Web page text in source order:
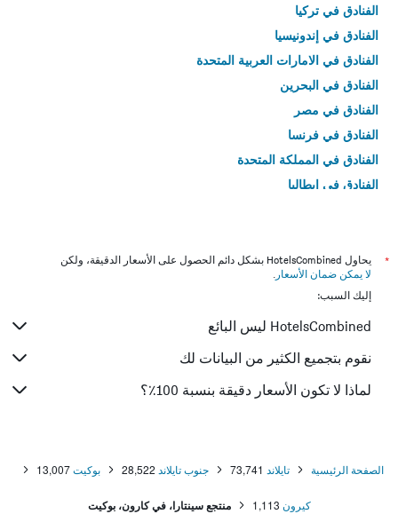
الفنادق في تركيا
الفنادق في إندونيسيا
الفنادق في الامارات العربية المتحدة
الفنادق في البحرين
الفنادق في مصر
الفنادق في فرنسا
الفنادق في المملكة المتحدة
الفنادق في إيطاليا
*
يحاول HotelsCombined بشكل دائم الحصول على الأسعار الدقيقة، ولكن
لا يمكن ضمان الأسعار .
إليك السبب:
HotelsCombined ليس البائع
نقوم بتجميع الكثير من البيانات لك
لماذا لا تكون الأسعار دقيقة بنسبة 100٪؟
الصفحة الرئيسية تايلاند 73,741 جنوب تايلاند 28,522 بوكيت 13,007
كيرون 1,113 منتجع سينتارا، في كارون، بوكيت